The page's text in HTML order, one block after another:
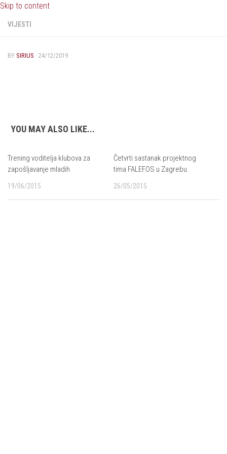
Skip to content
VIJESTI
BY SIRIUS · 24/12/2019
YOU MAY ALSO LIKE...
Trening voditelja klubova za
zapošljavanje mladih
19/06/2015
Četvrti sastanak projektnog
tima FALEFOS u Zagrebu
26/05/2015